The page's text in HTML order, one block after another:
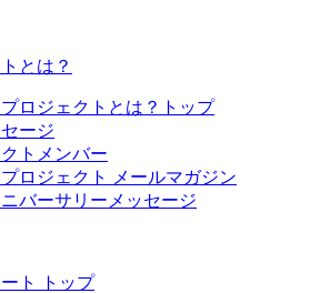
とは？
ロジェクトとは？トップ
ージ
トメンバー
ロジェクト メールマガジン
バーサリーメッセージ
ト トップ